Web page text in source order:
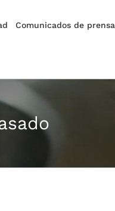
Comunicados de prensa